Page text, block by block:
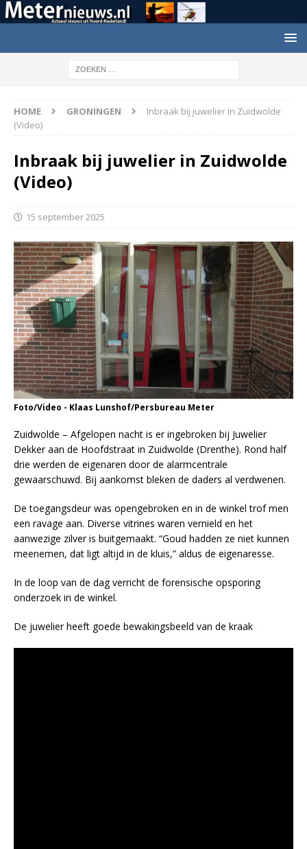
HOME GRONINGEN
Inbraak bij juwelier in Zuidwolde
(Video)
Inbraak bij juwelier in Zuidwolde
(Video)
15 september 2025
Foto/Video - Klaas Lunshof/Persbureau Meter
Zuidwolde – Afgelopen nacht is er ingebroken bij Juwelier
Dekker aan de Hoofdstraat in Zuidwolde (Drenthe). Rond half
drie werden de eigenaren door de alarmcentrale
gewaarschuwd. Bij aankomst bleken de daders al verdwenen.
De toegangsdeur was opengebroken en in de winkel trof men
een ravage aan. Diverse vitrines waren vernield en het
aanwezige zilver is buitgemaakt. “Goud hadden ze niet kunnen
meenemen, dat ligt altijd in de kluis,” aldus de eigenaresse.
In de loop van de dag verricht de forensische opsporing
onderzoek in de winkel.
De juwelier heeft goede bewakingsbeeld van de kraak